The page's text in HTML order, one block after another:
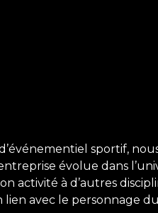
sportif,
évolue dans
activité à d’autres
lien avec le personnage